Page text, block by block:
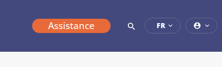
Assistance FR